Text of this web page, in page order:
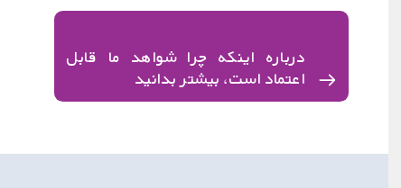
درباره اینکه چرا شواهد ما قابل
اعتماد است، بیشتر بدانید